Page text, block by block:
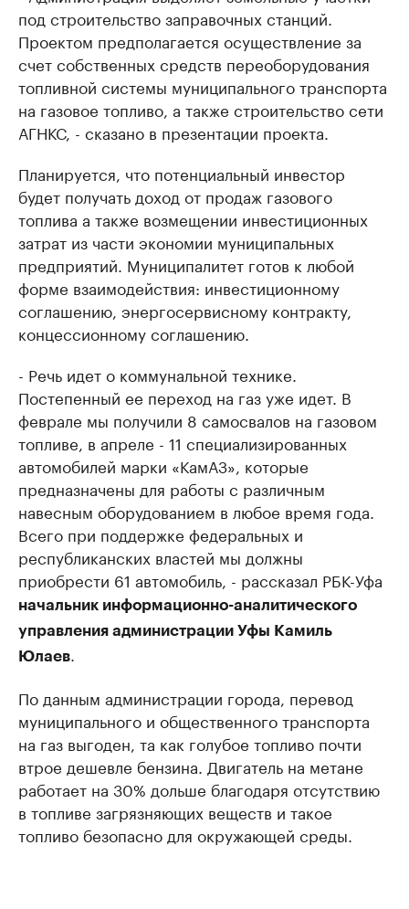
под строительство заправочных станций.
Проектом предполагается осуществление за
счет собственных средств переоборудования
топливной системы муниципального транспорта
на газовое топливо, а также строительство сети
АГНКС, - сказано в презентации проекта.
Планируется, что потенциальный инвестор
будет получать доход от продаж газового
топлива а также возмещении инвестиционных
затрат из части экономии муниципальных
предприятий. Муниципалитет готов к любой
форме взаимодействия: инвестиционному
соглашению, энергосервисному контракту,
концессионному соглашению.
- Речь идет о коммунальной технике.
Постепенный ее переход на газ уже идет. В
феврале мы получили 8 самосвалов на газовом
топливе, в апреле - 11 специализированных
автомобилей марки «КамАЗ», которые
предназначены для работы с различным
навесным оборудованием в любое время года.
Всего при поддержке федеральных и
республиканских властей мы должны
приобрести 61 автомобиль, - рассказал РБК-Уфа
начальник информационно-аналитического
управления администрации Уфы Камиль
Юлаев.
По данным администрации города, перевод
муниципального и общественного транспорта
на газ выгоден, та как голубое топливо почти
втрое дешевле бензина. Двигатель на метане
работает на 30% дольше благодаря отсутствию
в топливе загрязняющих веществ и такое
топливо безопасно для окружающей среды.